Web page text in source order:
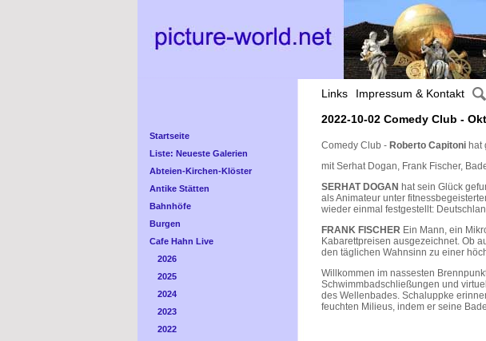
Links Impressum & Kontakt
Startseite
Liste: Neueste Galerien
Abteien-Kirchen-Klöster
Antike Stätten
Bahnhöfe
Burgen
Cafe Hahn Live
2026
2025
2024
2023
2022
2022-10-02 Comedy Club -
Comedy Club - Roberto Capitonihat
mit Serhat Dogan, Frank Fischer,
SERHAT DOGAN hat sein Glück
als Animateur unter
wieder einmal festgestellt:
FRANK FISCHER Ein Mann, ein
Kabarettpreisen ausgezeichnet. Ob
den täglichen Wahnsinn zu einer
Willkommen im nassesten
Schwimmbadschließungen und
des Wellenbades. Schaluppke
feuchten Milieus, indem er seine